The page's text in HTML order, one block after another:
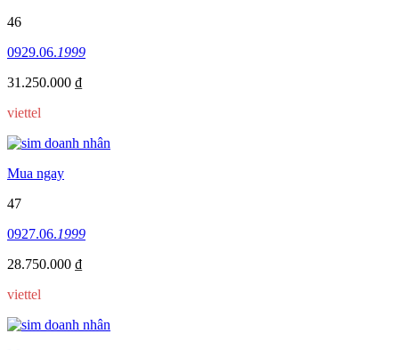
46
0929.06.1999
31.250.000 ₫
viettel
Mua ngay
47
0927.06.1999
28.750.000 ₫
viettel